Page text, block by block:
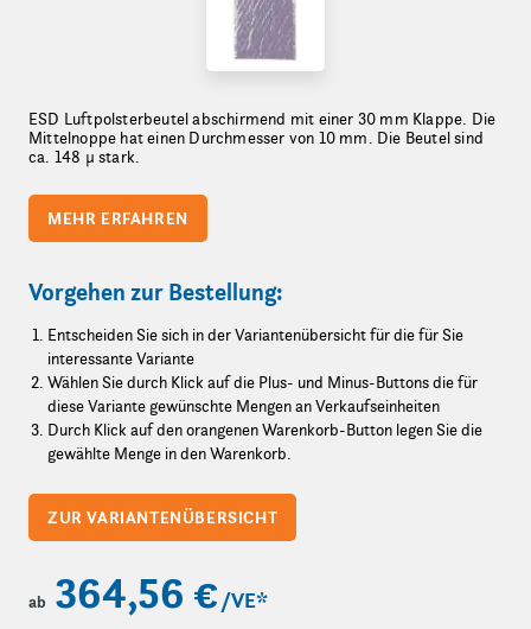
ESD Luftpolsterbeutel abschirmend mit einer 30 mm Klappe. Die
Mittelnoppe hat einen Durchmesser von 10 mm. Die Beutel sind
ca. 148 µ stark.
MEHR ERFAHREN
Vorgehen zur Bestellung:
Entscheiden Sie sich in der Variantenübersicht für die für Sie
interessante Variante
Wählen Sie durch Klick auf die Plus- und Minus-Buttons die für
diese Variante gewünschte Mengen an Verkaufseinheiten
Durch Klick auf den orangenen Warenkorb-Button legen Sie die
gewählte Menge in den Warenkorb.
ZUR VARIANTENÜBERSICHT
ab 364,56 € /VE*